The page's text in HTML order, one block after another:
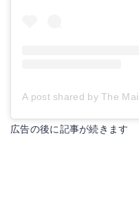
A post shared by The
広告の後に記事が続きます